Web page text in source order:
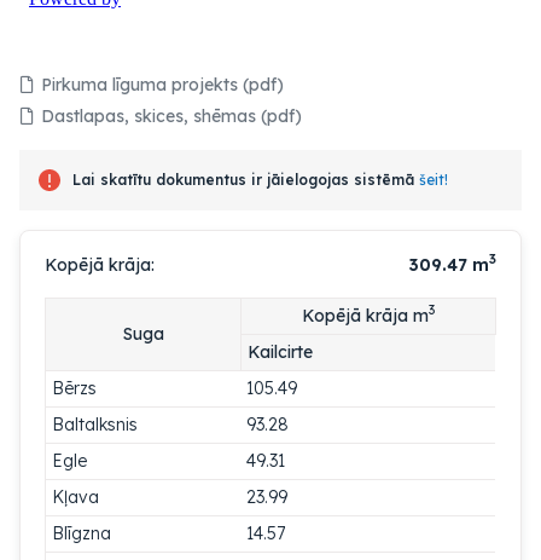
Pirkuma līguma projekts (pdf)
Dastlapas, skices, shēmas (pdf)
Lai skatītu dokumentus ir jāielogojas sistēmā šeit!
Kopējā krāja: 309.47 m3
Suga
Kopējā krāja m3
Kailcirte
Bērzs
105.49
Baltalksnis
93.28
Egle
49.31
Kļava
23.99
Blīgzna
14.57